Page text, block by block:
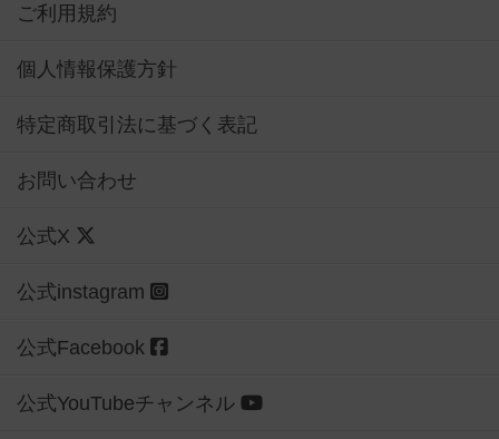
ご利用規約
個人情報保護方針
特定商取引法に基づく表記
お問い合わせ
公式X
公式instagram
公式Facebook
公式YouTubeチャンネル